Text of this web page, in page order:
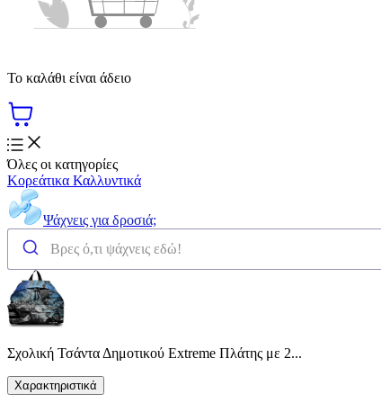
Το καλάθι είναι άδειο
Όλες οι κατηγορίες
Κορεάτικα Καλλυντικά
Ψάχνεις για δροσιά;
Σχολική Τσάντα Δημοτικού Extreme Πλάτης με 2...
Χαρακτηριστικά